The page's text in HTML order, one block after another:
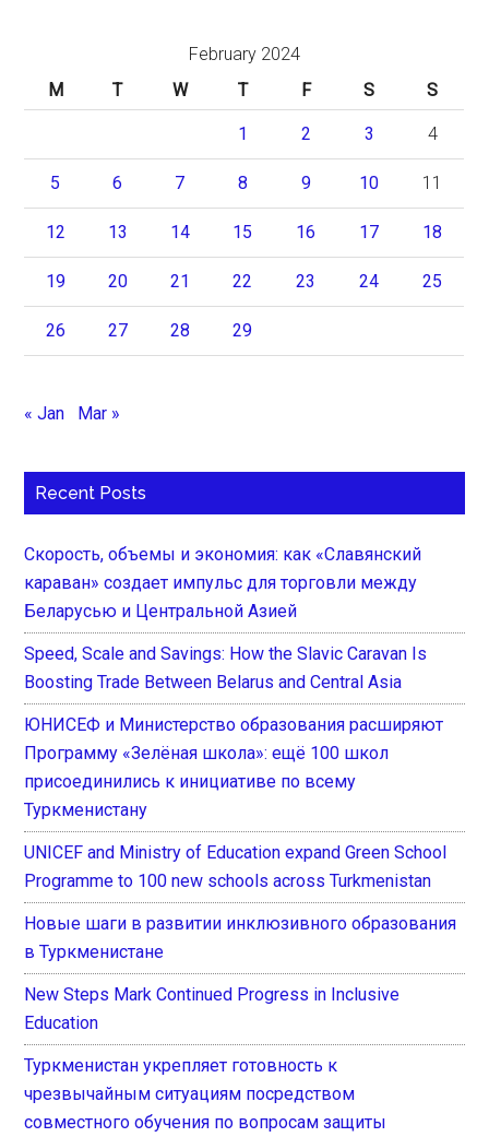
February 2024
M
T W T F S S
1 2 3 4
5 6 7 8 9 10 11
12 13 14 15 16 17 18
19 20 21 22 23 24 25
26 27 28 29
« Jan Mar »
Recent Posts
Скорость, объемы и экономия: как «Славянский
караван» создает импульс для торговли между
Беларусью и Центральной Азией
Speed, Scale and Savings: How the Slavic Caravan Is
Boosting Trade Between Belarus and Central Asia
ЮНИСЕФ и Министерство образования расширяют
Программу «Зелёная школа»: ещё 100 школ
присоединились к инициативе по всему
Туркменистану
UNICEF and Ministry of Education expand Green School
Programme to 100 new schools across Turkmenistan
Новые шаги в развитии инклюзивного образования
в Туркменистане
New Steps Mark Continued Progress in Inclusive
Education
Туркменистан укрепляет готовность к
чрезвычайным ситуациям посредством
совместного обучения по вопросам защиты